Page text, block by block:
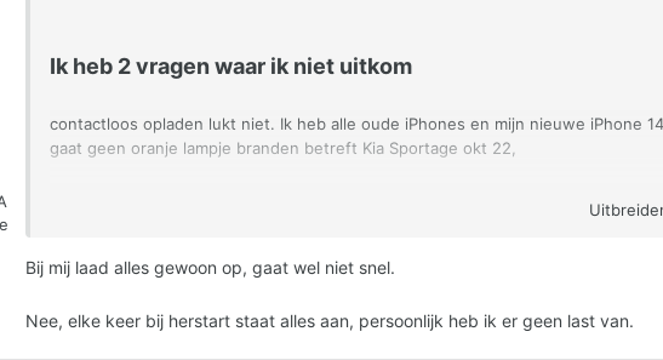
Ik heb 2 vragen waar ik niet uitkom
contactloos opladen lukt niet. Ik heb alle oude iPhones en mijn nieuwe iPhone
gaat geen oranje lampje branden betreft Kia Sportage okt 22,
UIT zetten maar bij opnieuw starten staat het weer op assistent. echt niet blij
Bij mij laad alles gewoon op, gaat wel niet snel.
Nee, elke keer bij herstart staat alles aan, persoonlijk heb ik er geen last van.